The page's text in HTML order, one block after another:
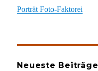
Porträt Foto-Faktorei
Neueste Beiträge